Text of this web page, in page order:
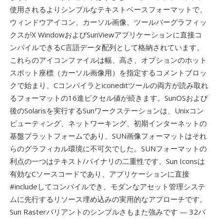
使用されるよりシンプルなテキストベースフォーマットで、
ウィンドウアイコン、カーソル画像、ツールバーグラフィッ
クスがX WindowおよびSunViewアプリケーションに直接コ
ンパイルできるC言語データ配列として格納されています。
これらのアイコンファイルは幅、高さ、オプションのホット
スポット座標（カーソル画像用）を指定するコメントブロッ
クで始まり、Cコンパイラとiconeditツールの両方が読み取れ
るフォーマットの16進ピクセル値が続きます。SunOSおよび
後のSolarisを実行するSunワークステーションは、Unixコン
ピューティング、ネットワーキング、初期インターネットの
基盤プラットフォームであり、SUN画像フォーマットはそれ
らのグラフィカル環境に不可欠でした。SUNフォーマットの
利点の一つはテキスト/バイナリの二重性です。Sun Iconsは
有効なCソースコードであり、アプリケーションに直接
#includeしてコンパイルでき、モダンなアセット管理システ
ムに先行するリソース埋め込みの実用的なアプローチです。
Sun Rasterバリアントのシンプルさもまた強みです — 32バ